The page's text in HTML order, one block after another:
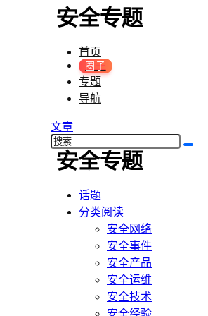
首页
圈子
专题
导航
文章
话题
分类阅读
安全网络
安全事件
安全产品
安全运维
安全技术
安全经验